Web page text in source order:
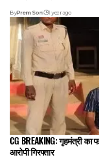
ByPrem Soni 1 year ago
CG BREAKING: गृहमंत्री का
आरोपी गिरफ्तार